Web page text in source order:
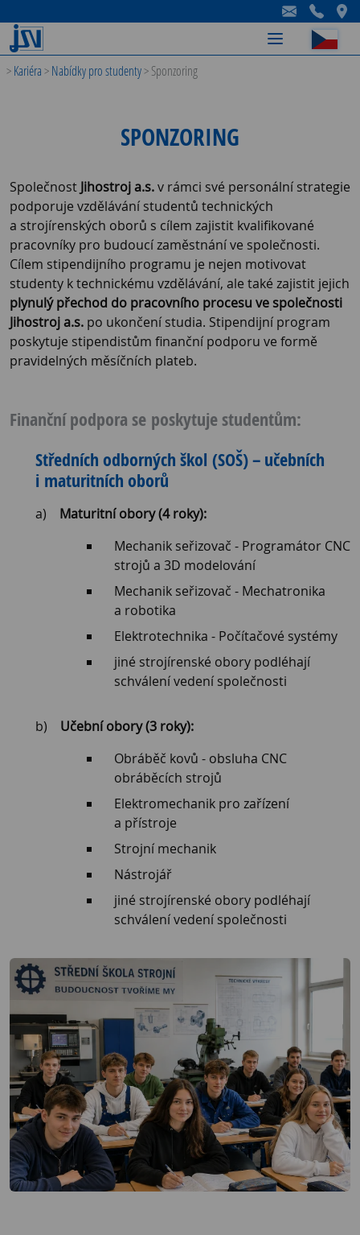
-
-
-
>Kariéra>Nabídky pro studenty>Sponzoring
SPONZORING
Společnost Jihostroj a.s.v rámci své personální strategie
podporuje vzdělávání studentů technických
a strojírenských oborů s cílem zajistit kvalifikované
pracovníky pro budoucí zaměstnání ve společnosti.
Cílem stipendijního programu je nejen motivovat
studenty k technickému vzdělávání, ale také zajistit jejich
plynulý přechod do pracovního procesu ve společnosti
Jihostroj a.s. po ukončení studia. Stipendijní program
poskytuje stipendistům finanční podporu ve formě
pravidelných měsíčních plateb.
Finanční podpora se poskytuje studentům:
Středních odborných škol (SOŠ) – učebních
i maturitních oborů
Maturitní obory (4 roky):
Mechanik seřizovač - Programátor CNC
strojů a 3D modelování
Mechanik seřizovač - Mechatronika
a robotika
Elektrotechnika - Počítačové systémy
jiné strojírenské obory podléhají
schválení vedení společnosti
Učební obory (3 roky):
Obráběč kovů - obsluha CNC
obráběcích strojů
Elektromechanik pro zařízení
a přístroje
Strojní mechanik
Nástrojář
jiné strojírenské obory podléhají
schválení vedení společnosti